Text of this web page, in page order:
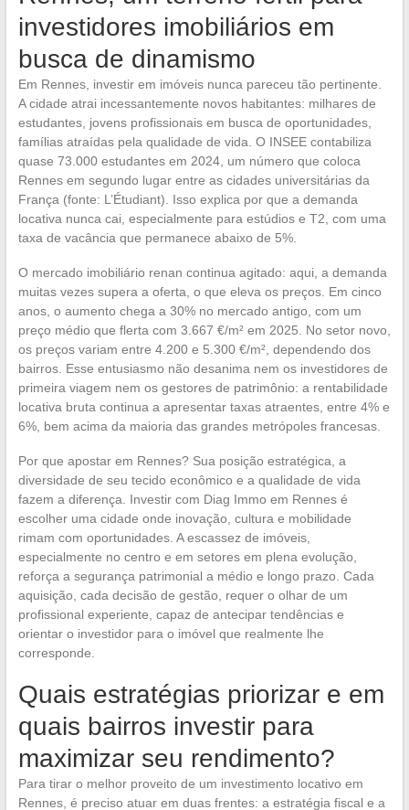
investidores imobiliários em
busca de dinamismo
Em Rennes, investir em imóveis nunca pareceu tão pertinente.
A cidade atrai incessantemente novos habitantes: milhares de
estudantes, jovens profissionais em busca de oportunidades,
famílias atraídas pela qualidade de vida. O INSEE contabiliza
quase 73.000 estudantes em 2024, um número que coloca
Rennes em segundo lugar entre as cidades universitárias da
França (fonte: L’Étudiant). Isso explica por que a demanda
locativa nunca cai, especialmente para estúdios e T2, com uma
taxa de vacância que permanece abaixo de 5%.
O mercado imobiliário renan continua agitado: aqui, a demanda
muitas vezes supera a oferta, o que eleva os preços. Em cinco
anos, o aumento chega a 30% no mercado antigo, com um
preço médio que flerta com 3.667 €/m² em 2025. No setor novo,
os preços variam entre 4.200 e 5.300 €/m², dependendo dos
bairros. Esse entusiasmo não desanima nem os investidores de
primeira viagem nem os gestores de patrimônio: a rentabilidade
locativa bruta continua a apresentar taxas atraentes, entre 4% e
6%, bem acima da maioria das grandes metrópoles francesas.
Por que apostar em Rennes? Sua posição estratégica, a
diversidade de seu tecido econômico e a qualidade de vida
fazem a diferença. Investir com Diag Immo em Rennes é
escolher uma cidade onde inovação, cultura e mobilidade
rimam com oportunidades. A escassez de imóveis,
especialmente no centro e em setores em plena evolução,
reforça a segurança patrimonial a médio e longo prazo. Cada
aquisição, cada decisão de gestão, requer o olhar de um
profissional experiente, capaz de antecipar tendências e
orientar o investidor para o imóvel que realmente lhe
corresponde.
Quais estratégias priorizar e em
quais bairros investir para
maximizar seu rendimento?
Para tirar o melhor proveito de um investimento locativo em
Rennes, é preciso atuar em duas frentes: a estratégia fiscal e a